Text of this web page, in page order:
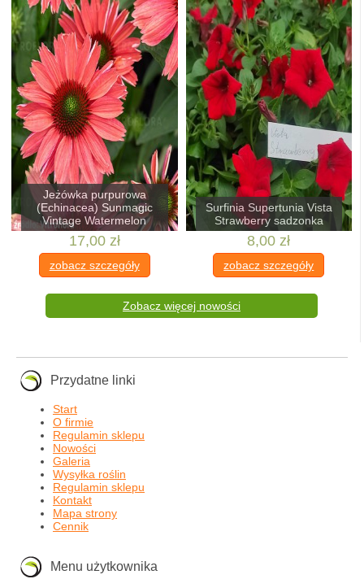
Jeżówka purpurowa
(Echinacea) Sunmagic
Vintage Watermelon
17,00 zł
zobacz szczegóły
Surfinia Supertunia Vista
Strawberry sadzonka
8,00 zł
zobacz szczegóły
Zobacz więcej nowości
Przydatne linki
Start
O firmie
Regulamin sklepu
Nowości
Galeria
Wysyłka roślin
Regulamin sklepu
Kontakt
Mapa strony
Cennik
Menu użytkownika